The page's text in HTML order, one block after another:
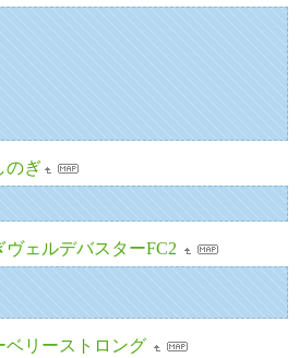
のぎ
ヴェルデバスターFC2
ベリーストロング